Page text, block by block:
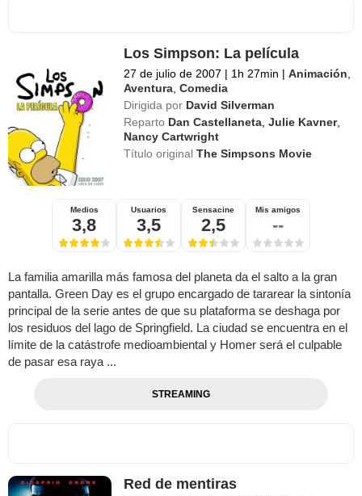
Los Simpson: La película
27 de julio de 2007 | 1h 27min | Animación
Aventura ,Comedia
Dirigida por David Silverman
Reparto Dan Castellaneta ,Julie Kavner,
Nancy Cartwright
Título originalThe Simpsons Movie
Medios
3,8
Usuarios
3,5
Sensacine
2,5
Mis amigos
--
La familia amarilla más famosa del planeta da el salto a la gran
pantalla. Green Day es el grupo encargado de tararear la sintonía
principal de la serie antes de que su plataforma se deshaga por
los residuos del lago de Springfield. La ciudad se encuentra en el
límite de la catástrofe medioambiental y Homer será el culpable
de pasar esa raya ...
STREAMING
Red de mentiras